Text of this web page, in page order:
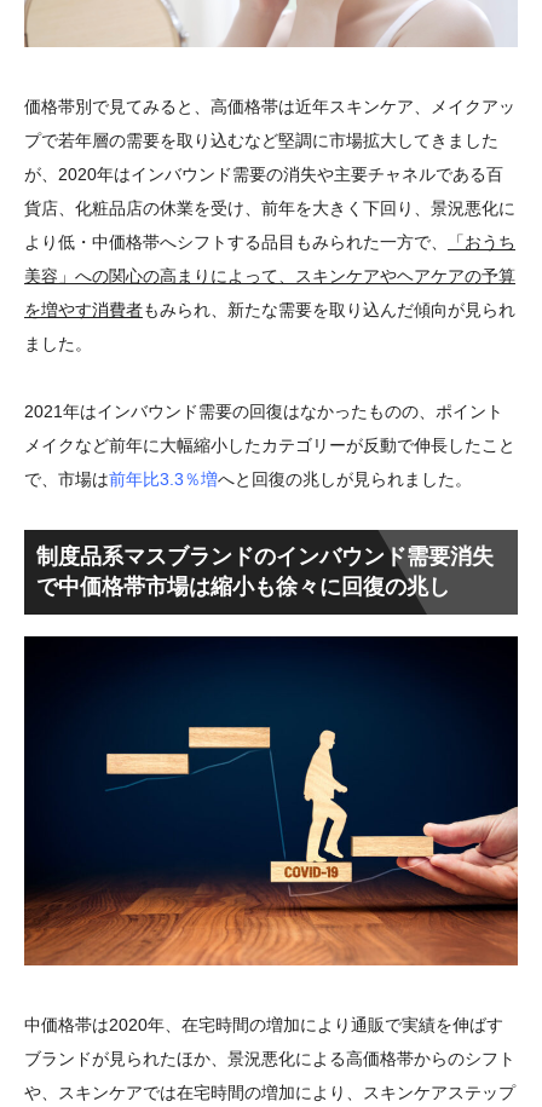
価格帯別で見てみると、高価格帯は近年スキンケア、メイクアッ
プで若年層の需要を取り込むなど堅調に市場拡大してきました
が、2020年はインバウンド需要の消失や主要チャネルである百
貨店、化粧品店の休業を受け、前年を大きく下回り、景況悪化に
より低・中価格帯へシフトする品目もみられた一方で、
「おうち
美容」への関心の高まりによって、スキンケアやヘアケアの予算
を増やす消費者もみられ、新たな需要を取り込んだ傾向が見られ
ました。
2021年はインバウンド需要の回復はなかったものの、ポイント
メイクなど前年に大幅縮小したカテゴリーが反動で伸長したこと
で、市場は前年比3.3％増へと回復の兆しが見られました。
制度品系マスブランドのインバウンド需要消失
で中価格帯市場は縮小も徐々に回復の兆し
中価格帯は2020年、在宅時間の増加により通販で実績を伸ばす
ブランドが見られたほか、景況悪化による高価格帯からのシフト
や、スキンケアでは在宅時間の増加により、スキンケアステップ